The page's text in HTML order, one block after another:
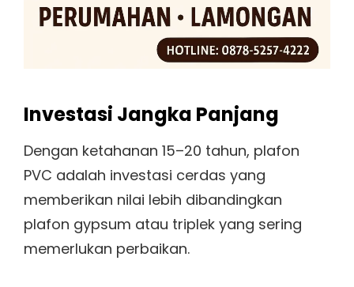
Investasi Jangka Panjang
Dengan ketahanan 15–20 tahun, plafon
PVC adalah investasi cerdas yang
memberikan nilai lebih dibandingkan
plafon gypsum atau triplek yang sering
memerlukan perbaikan.